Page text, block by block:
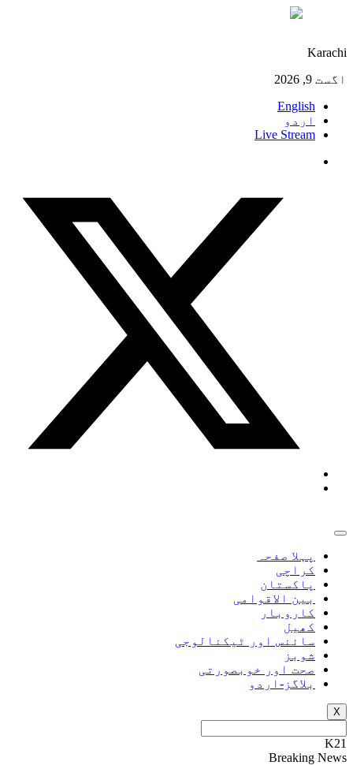
Karachi
اگست 9, 2026
English
اردو
Live Stream
پہلا صفحہ
کراچی
پاکستان
بین الاقوامی
کاروبار
کھیل
سائنس اور ٹیکنالوجی
شوبز
صحت اور خوبصورتی
بلاگز-اردو
X
K21
Breaking News